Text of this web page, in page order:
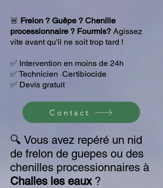
🚨 Frelon ? Guêpe ? Chenille
processionnaire ? Fourmis? Agissez
vite avant qu'il ne soit trop tard !
​✅ Intervention en moins de 24h
✅ Technicien Certibiocide
✅ Devis gratuit
🔍 Vous avez repéré un nid
de frelon de guepes ou des
chenilles processionnaires à
Challes les eaux ?
Contact